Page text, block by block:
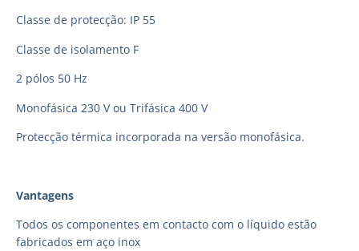
Classe de protecção: IP 55
Classe de isolamento F
2 pólos 50 Hz
Monofásica 230 V ou Trifásica 400 V
Protecção térmica incorporada na versão monofásica.
Vantagens
Todos os componentes em contacto com o líquido estão
fabricados em aço inox